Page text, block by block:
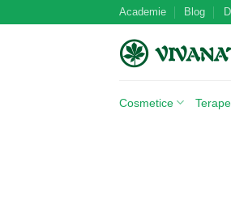
Academie Blog
Cosmetice